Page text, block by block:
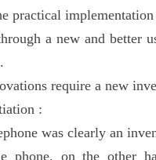
practical
a new and better
require a new
:
was clearly an
phone, on the other